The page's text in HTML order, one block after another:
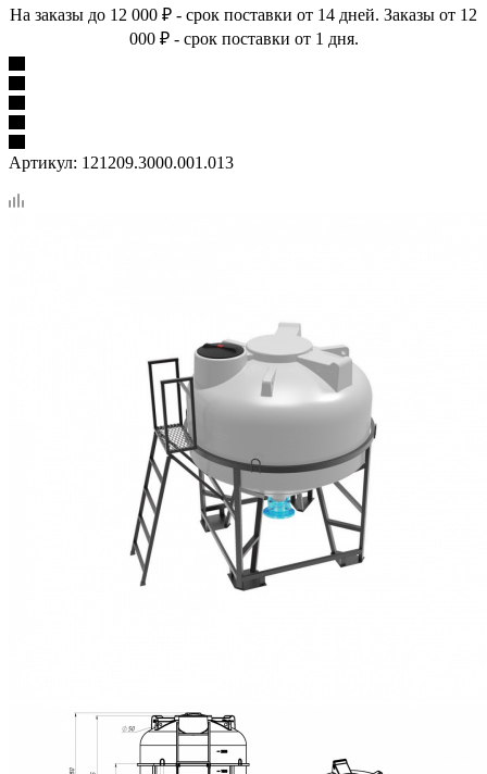
На заказы до 12 000 ₽ - срок поставки от 14 дней. Заказы от 12
000 ₽ - срок поставки от 1 дня.
Артикул: 121209.3000.001.013